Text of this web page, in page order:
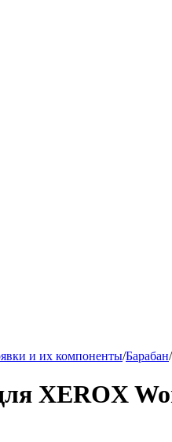
и их компоненты/Барабан/
XEROX